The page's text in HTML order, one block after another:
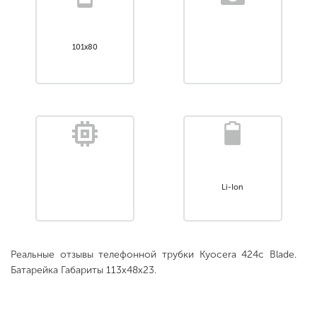
101x80
Li-Ion
Реальные отзывы телефонной трубки Kyocera 424c Blade.
Батарейка Габариты 113x48x23.